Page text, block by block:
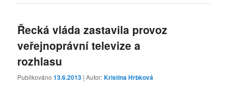
Řecká vláda zastavila provoz
veřejnoprávní televize a
rozhlasu
Publikováno13.6.2013 | Autor:Kristina Hrbková